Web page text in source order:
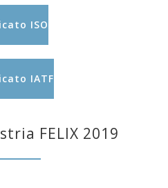
ISO
IATF
FELIX 2019